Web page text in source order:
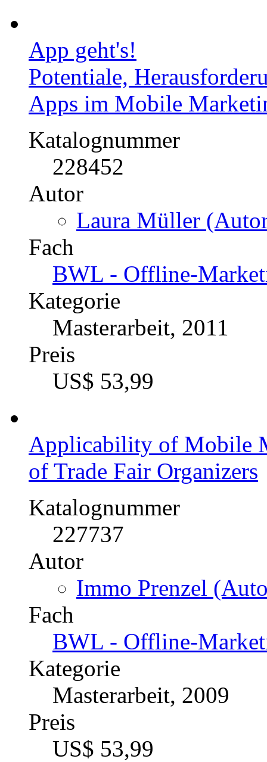
App geht's!
Potentiale,
Apps im Mobile
Katalognummer
228452
Autor
Laura Müller
Fach
BWL - Offline-
Kategorie
Masterarbeit, 2011
Preis
US$ 53,99
Applicability of Mobile
of Trade Fair Organizers
Katalognummer
227737
Autor
Immo Prenzel
Fach
BWL - Offline-
Kategorie
Masterarbeit, 2009
Preis
US$ 53,99